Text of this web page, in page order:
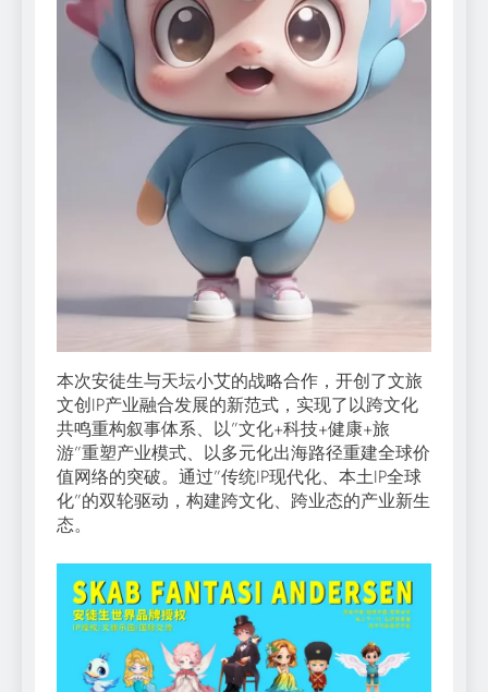
本次安徒生与天坛小艾的战略合作，开创了文旅
文创IP产业融合发展的新范式，实现了以跨文化
共鸣重构叙事体系、以”文化+科技+健康+旅
游”重塑产业模式、以多元化出海路径重建全球价
值网络的突破。通过”传统IP现代化、本土IP全球
化”的双轮驱动，构建跨文化、跨业态的产业新生
态。